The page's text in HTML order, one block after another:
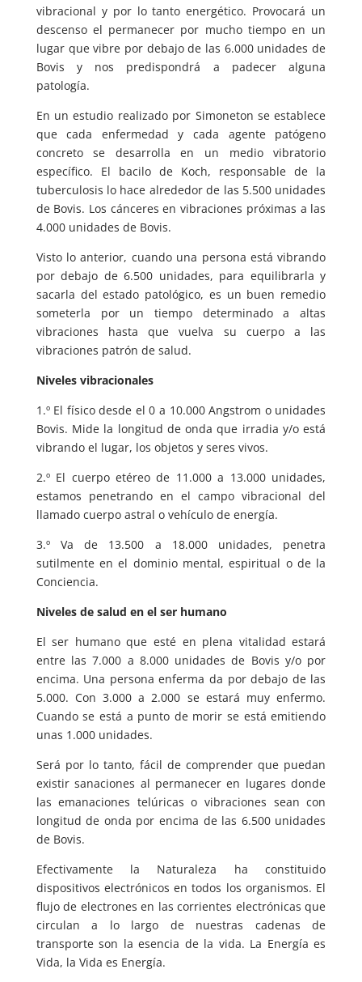
vibracional y por lo tanto energético. Provocará un
descenso el permanecer por mucho tiempo en un
lugar que vibre por debajo de las 6.000 unidades de
Bovis y nos predispondrá a padecer alguna
patología.
En un estudio realizado por Simoneton se establece
que cada enfermedad y cada agente patógeno
concreto se desarrolla en un medio vibratorio
específico. El bacilo de Koch, responsable de la
tuberculosis lo hace alrededor de las 5.500 unidades
de Bovis. Los cánceres en vibraciones próximas a las
4.000 unidades de Bovis.
Visto lo anterior, cuando una persona está vibrando
por debajo de 6.500 unidades, para equilibrarla y
sacarla del estado patológico, es un buen remedio
someterla por un tiempo determinado a altas
vibraciones hasta que vuelva su cuerpo a las
vibraciones patrón de salud.
Niveles vibracionales
1.º El físico desde el 0 a 10.000 Angstrom o unidades
Bovis. Mide la longitud de onda que irradia y/o está
vibrando el lugar, los objetos y seres vivos.
2.º El cuerpo etéreo de 11.000 a 13.000 unidades,
estamos penetrando en el campo vibracional del
llamado cuerpo astral o vehículo de energía.
3.º Va de 13.500 a 18.000 unidades, penetra
sutilmente en el dominio mental, espiritual o de la
Conciencia.
Niveles de salud en el ser humano
El ser humano que esté en plena vitalidad estará
entre las 7.000 a 8.000 unidades de Bovis y/o por
encima. Una persona enferma da por debajo de las
5.000. Con 3.000 a 2.000 se estará muy enfermo.
Cuando se está a punto de morir se está emitiendo
unas 1.000 unidades.
Será por lo tanto, fácil de comprender que puedan
existir sanaciones al permanecer en lugares donde
las emanaciones telúricas o vibraciones sean con
longitud de onda por encima de las 6.500 unidades
de Bovis.
Efectivamente la Naturaleza ha constituido
dispositivos electrónicos en todos los organismos. El
flujo de electrones en las corrientes electrónicas que
circulan a lo largo de nuestras cadenas de
transporte son la esencia de la vida. La Energía es
Vida, la Vida es Energía.